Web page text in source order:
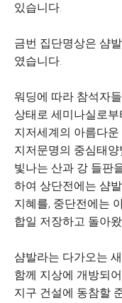
있습니다.
금번 집단명상은 샴
였습니다.
워딩에 따라 참석자
상태로 세미나실로부
지저세계의 아름다
지저문명의 중심태양
빛나는 산과 강 들판
하여 상단전에는 샴
지혜를, 중단전에는
합일 저장하고 돌아
샴발라는 다가오는
함께 지상에 개방되
지구 건설에 동참할